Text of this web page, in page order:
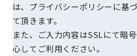
は、プライバシーポリシーに基
て頂きます。
また、ご入力内容はSSLにて暗
心してご利用ください。